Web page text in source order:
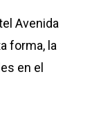
Avenida
forma, la
en el